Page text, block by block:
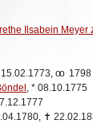
Ilsabein Meyer
15.02.1773, oo
, * 08.10.1775
✝